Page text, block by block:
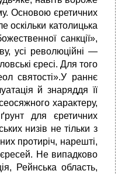
Основою єретичних
оскільки католицька
санкції»,
усі революційні —
єресі. Для того
святості».У раннє
й знаряддя її
характеру,
для єретичних
низів не тільки з
протиріч, нарешті,
Не випадково
Рейнська область,